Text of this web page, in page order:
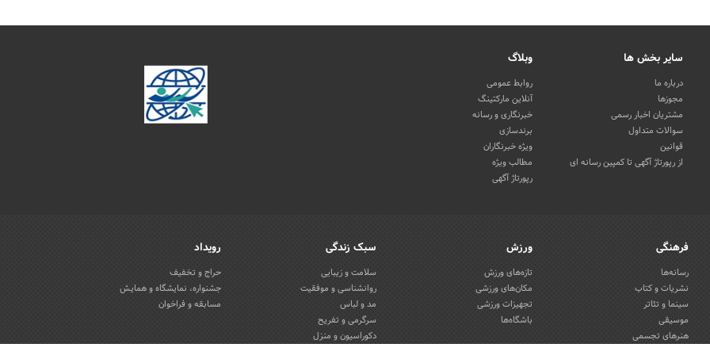
سایر بخش ها
درباره ما
مجوزها
مشتریان اخبار رسمی
سوالات متداول
قوانین
از رپورتاژ آگهی تا کمپین رسانه ای
وبلاگ
روابط عمومی
آنلاین مارکتینگ
خبرنگاری و رسانه
برندسازی
ویژه خبرنگاران
مطالب ویژه
رپورتاژ آگهی
فرهنگی
رسانه‌ها
نشریات و کتاب
سینما و تئاتر
موسیقی
هنرهای تجسمی
ورزش
تازه‌های ورزش
مکان‌های ورزشی
تجهیزات ورزشی
باشگاه‌ها
سبک زندگی
سلامت و زیبایی
روانشناسی و موفقیت
مد و لباس
سرگرمی و تفریح
دکوراسیون و منزل
رویداد
حراج و تخفیف
جشنواره، نمایشگاه و همایش
مسابقه و فراخوان